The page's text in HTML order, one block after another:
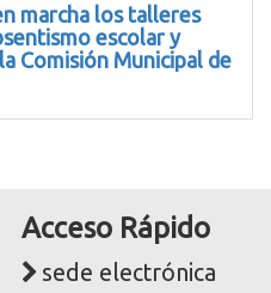
marcha los talleres
escolar y
Comisión Municipal de
Acceso Rápido
sede electrónica